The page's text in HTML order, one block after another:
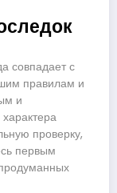
совпадает с
правилам и
и
проверку,
первым